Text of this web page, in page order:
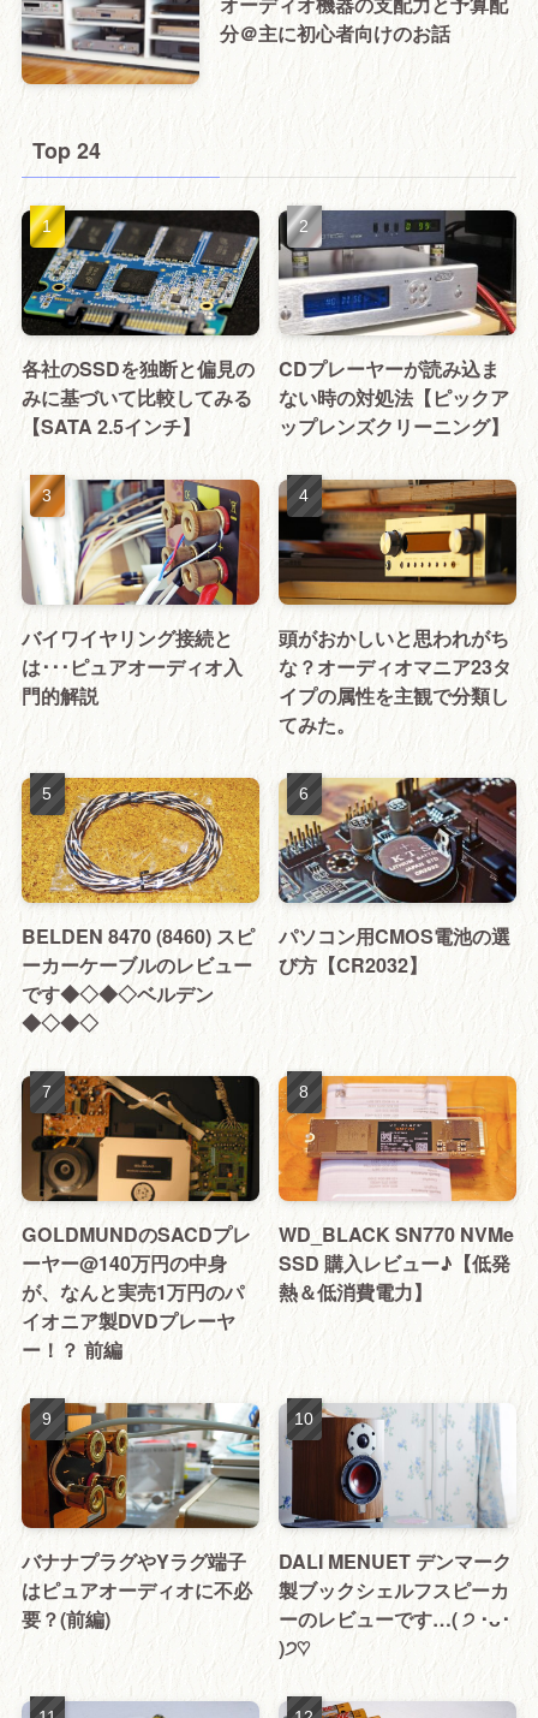
分＠主に初心者向けのお話
Top 24
各社のSSDを独断と偏見の
みに基づいて比較してみる
【SATA 2.5インチ】
CDプレーヤーが読み込ま
ない時の対処法【ピックア
ップレンズクリーニング】
バイワイヤリング接続と
は･･･ピュアオーディオ入
門的解説
頭がおかしいと思われがち
な？オーディオマニア23タ
イプの属性を主観で分類し
てみた。
BELDEN 8470 (8460) スピ
ーカーケーブルのレビュー
です◆◇◆◇ベルデン
◆◇◆◇
パソコン用CMOS電池の選
び方【CR2032】
GOLDMUNDのSACDプレ
ーヤー@140万円の中身
が、なんと実売1万円のパ
イオニア製DVDプレーヤ
ー！？ 前編
WD_BLACK SN770 NVMe
SSD 購入レビュー♪【低発
熱＆低消費電力】
バナナプラグやYラグ端子
はピュアオーディオに不必
要？(前編)
DALI MENUET デンマーク
製ブックシェルフスピーカ
ーのレビューです…( ੭ ･ᴗ･
)੭♡